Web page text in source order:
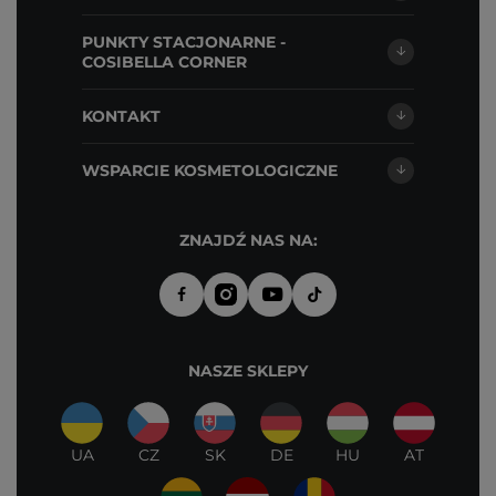
PUNKTY STACJONARNE -
COSIBELLA CORNER
KONTAKT
WSPARCIE KOSMETOLOGICZNE
ZNAJDŹ NAS NA:
NASZE SKLEPY
UA CZ SK DE HU AT